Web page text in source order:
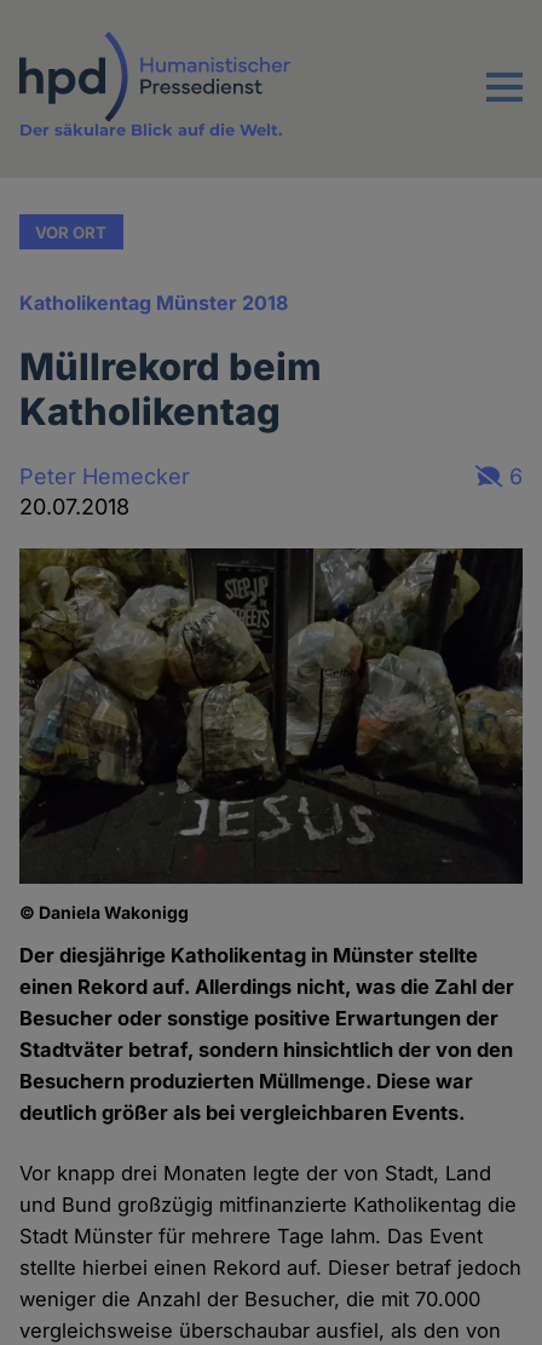
Inhalt
Menu
Der säkulare Blick auf die Welt.
VOR ORT
Katholikentag Münster 2018
Müllrekord beim
Katholikentag
Peter Hemecker
20.07.2018
6
© Daniela Wakonigg
Der diesjährige Katholikentag in Münster stellte
einen Rekord auf. Allerdings nicht, was die Zahl der
Besucher oder sonstige positive Erwartungen der
Stadtväter betraf, sondern hinsichtlich der von den
Besuchern produzierten Müllmenge. Diese war
deutlich größer als bei vergleichbaren Events.
Vor knapp drei Monaten legte der von Stadt, Land
und Bund großzügig mitfinanzierte Katholikentag die
Stadt Münster für mehrere Tage lahm. Das Event
stellte hierbei einen Rekord auf. Dieser betraf jedoch
weniger die Anzahl der Besucher, die mit 70.000
vergleichsweise überschaubar ausfiel, als den von